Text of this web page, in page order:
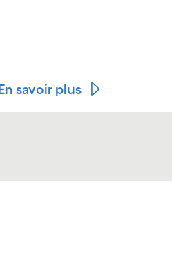
savoir plus